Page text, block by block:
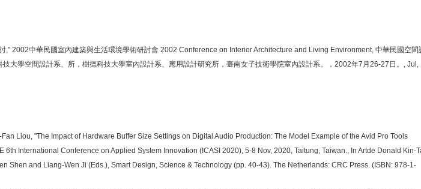
," 2002中華民國室內建築與生活環境學術研討會 2002 Conference on Interior Architecture and Living Environment, 中華民國空間
技大學空間設計系、所，樹德科技大學室內設計系、應用設計研究所，臺南女子技術學院室內設計系。， 2002年7 月 26-27 日。 , Jul,
Liou, "The Impact of Hardware Buffer Size Settings on Digital Audio Production: The Model Example of the Avid Pro Tools
6th International Conference on Applied System Innovation (ICASI 2020), 5-8 Nov, 2020, Taitung, Taiwan., In Artde Donald Kin-
Shen and Liang-Wen Ji (Eds.), Smart Design, Science & Technology (pp. 40-43). The Netherlands: CRC Press. (ISBN: 978-1-